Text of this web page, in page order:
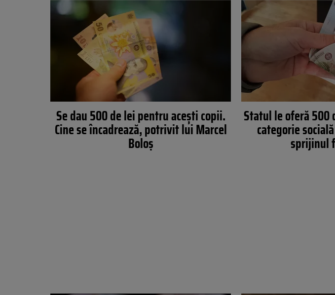
Se dau 500 de lei pentru acești copii.
Cine se încadrează, potrivit lui Marcel
Boloş
Statul le oferă 500
categorie
sprijinul